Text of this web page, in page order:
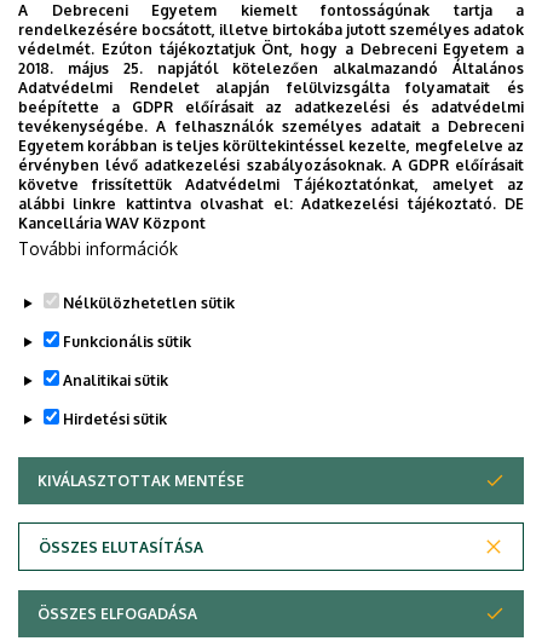
2026. augusztus 7.
Univerzum: A Debreceni Egyetem
titkos receptjei
KUTATÁS TUDOMÁNY
Adatvédelem
A Debreceni Egyetem kiemelt fontosságúnak tartja a
rendelkezésére bocsátott, illetve birtokába jutott személyes adatok
védelmét. Ezúton tájékoztatjuk Önt, hogy a Debreceni Egyetem a
2018. május 25. napjától kötelezően alkalmazandó Általános
Adatvédelmi Rendelet alapján felülvizsgálta folyamatait és
beépítette a GDPR előírásait az adatkezelési és adatvédelmi
tevékenységébe. A felhasználók személyes adatait a Debreceni
Egyetem korábban is teljes körültekintéssel kezelte, megfelelve az
érvényben lévő adatkezelési szabályozásoknak. A GDPR előírásait
követve frissítettük Adatvédelmi Tájékoztatónkat, amelyet az
alábbi linkre kattintva olvashat el:Adatkezelési tájékoztató. DE
Kancellária WAV Központ
További információk
Nélkülözhetetlen sütik
Funkcionális sütik
Analitikai sütik
Hirdetési sütik
KIVÁLASZTOTTAK MENTÉSE
ÖSSZES ELUTASÍTÁSA
WITHDRAW CONSENT
ÖSSZES ELFOGADÁSA